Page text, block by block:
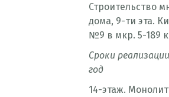
Строительство
дома, 9-ти эта.
№9 в мкр. 5-189
Сроки
год
14-этаж.